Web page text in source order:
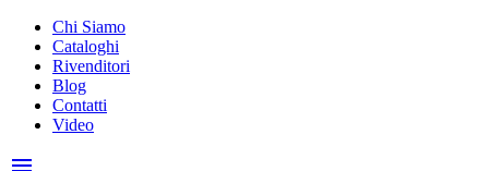
Chi Siamo
Cataloghi
Rivenditori
Blog
Contatti
Video